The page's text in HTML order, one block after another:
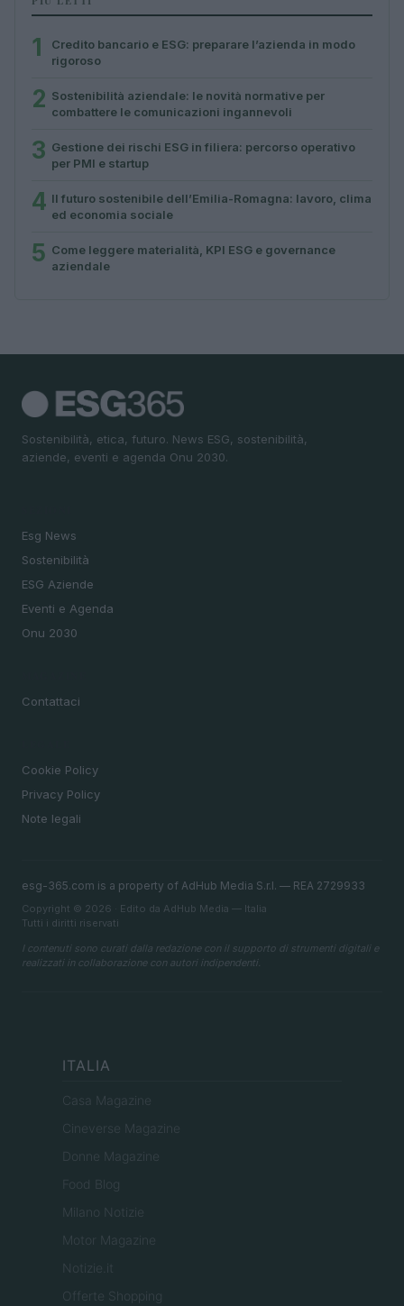
1
Credito bancario e ESG: preparare l’azienda in modo
rigoroso
2 Sostenibilità aziendale: le novità normative per
combattere le comunicazioni ingannevoli
3 Gestione dei rischi ESG in filiera: percorso operativo
per PMI e startup
4 Il futuro sostenibile dell’Emilia-Romagna: lavoro, clima
ed economia sociale
5 Come leggere materialità, KPI ESG e governance
aziendale
Sostenibilità, etica, futuro. News ESG, sostenibilità,
aziende, eventi e agenda Onu 2030.
Esg News
Sostenibilità
ESG Aziende
Eventi e Agenda
Onu 2030
Contattaci
Cookie Policy
Privacy Policy
Note legali
esg-365.com is a property of AdHub Media S.r.l. — REA 2729933
Copyright © 2026 · Edito da AdHub Media — Italia
Tutti i diritti riservati
I contenuti sono curati dalla redazione con il supporto di strumenti digitali e
realizzati in collaborazione con autori indipendenti.
ITALIA
Casa Magazine
Cineverse Magazine
Donne Magazine
Food Blog
Milano Notizie
Motor Magazine
Notizie.it
Offerte Shopping